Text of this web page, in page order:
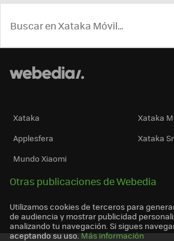
Xataka
Xataka
Applesfera
Xataka
Mundo Xiaomi
Otras publicaciones de Webedia
Utilizamos cookies de terceros para
de audiencia y mostrar publicidad
analizando tu navegación. Si sigues
aceptando su uso. Más información